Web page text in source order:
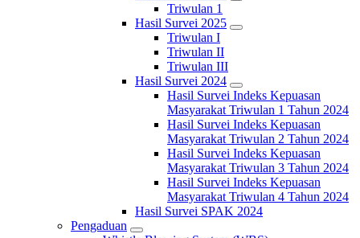
Triwulan 1
Hasil Survei 2025
Triwulan I
Triwulan II
Triwulan III
Hasil Survei 2024
Hasil Survei Indeks Kepuasan
Masyarakat Triwulan 1 Tahun 2024
Hasil Survei Indeks Kepuasan
Masyarakat Triwulan 2 Tahun 2024
Hasil Survei Indeks Kepuasan
Masyarakat Triwulan 3 Tahun 2024
Hasil Survei Indeks Kepuasan
Masyarakat Triwulan 4 Tahun 2024
Hasil Survei SPAK 2024
Pengaduan